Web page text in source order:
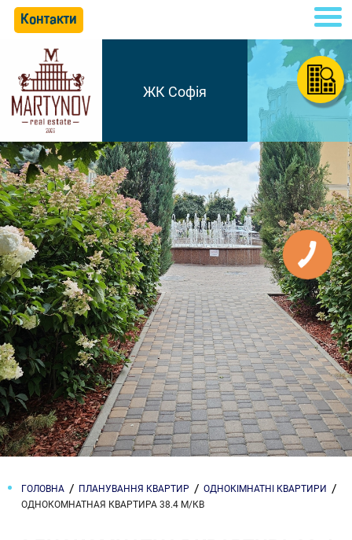
Контакти
ЖК Софія
ГОЛОВНА ПЛАНУВАННЯ КВАРТИР
ОДНОКІМНАТНІ КВАРТИРИ
ОДНОКОМНАТНАЯ КВАРТИРА 38.4 М/КВ